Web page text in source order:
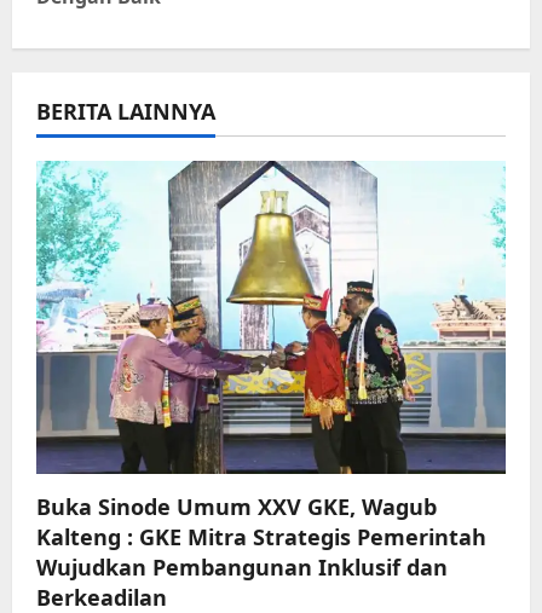
a
v
i
g
a
t
i
o
n
BERITA LAINNYA
Buka Sinode Umum XXV GKE, Wagub
Kalteng : GKE Mitra Strategis Pemerintah
Wujudkan Pembangunan Inklusif dan
Berkeadilan